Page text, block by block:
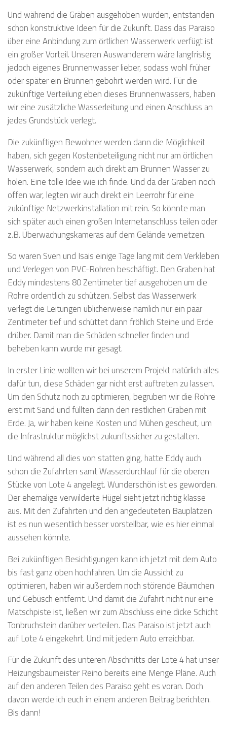
Und während die Gräben ausgehoben wurden, entstanden
schon konstruktive Ideen für die Zukunft. Dass das Paraiso
über eine Anbindung zum örtlichen Wasserwerk verfügt ist
ein großer Vorteil. Unseren Auswanderern wäre langfristig
jedoch eigenes Brunnenwasser lieber, sodass wohl früher
oder später ein Brunnen gebohrt werden wird. Für die
zukünftige Verteilung eben dieses Brunnenwassers, haben
wir eine zusätzliche Wasserleitung und einen Anschluss an
jedes Grundstück verlegt.
Die zukünftigen Bewohner werden dann die Möglichkeit
haben, sich gegen Kostenbeteiligung nicht nur am örtlichen
Wasserwerk, sondern auch direkt am Brunnen Wasser zu
holen. Eine tolle Idee wie ich finde. Und da der Graben noch
offen war, legten wir auch direkt ein Leerrohr für eine
zukünftige Netzwerkinstallation mit rein. So könnte man
sich später auch einen großen Internetanschluss teilen oder
z.B. Überwachungskameras auf dem Gelände vernetzen.
So waren Sven und Isais einige Tage lang mit dem Verkleben
und Verlegen von PVC-Rohren beschäftigt. Den Graben hat
Eddy mindestens 80 Zentimeter tief ausgehoben um die
Rohre ordentlich zu schützen. Selbst das Wasserwerk
verlegt die Leitungen üblicherweise nämlich nur ein paar
Zentimeter tief und schüttet dann fröhlich Steine und Erde
drüber. Damit man die Schäden schneller finden und
beheben kann wurde mir gesagt.
In erster Linie wollten wir bei unserem Projekt natürlich alles
dafür tun, diese Schäden gar nicht erst auftreten zu lassen.
Um den Schutz noch zu optimieren, begruben wir die Rohre
erst mit Sand und füllten dann den restlichen Graben mit
Erde. Ja, wir haben keine Kosten und Mühen gescheut, um
die Infrastruktur möglichst zukunftssicher zu gestalten.
Und während all dies von statten ging, hatte Eddy auch
schon die Zufahrten samt Wasserdurchlauf für die oberen
Stücke von Lote 4 angelegt. Wunderschön ist es geworden.
Der ehemalige verwilderte Hügel sieht jetzt richtig klasse
aus. Mit den Zufahrten und den angedeuteten Bauplätzen
ist es nun wesentlich besser vorstellbar, wie es hier einmal
aussehen könnte.
Bei zukünftigen Besichtigungen kann ich jetzt mit dem Auto
bis fast ganz oben hochfahren. Um die Aussicht zu
optimieren, haben wir außerdem noch störende Bäumchen
und Gebüsch entfernt. Und damit die Zufahrt nicht nur eine
Matschpiste ist, ließen wir zum Abschluss eine dicke Schicht
Tonbruchstein darüber verteilen. Das Paraiso ist jetzt auch
auf Lote 4 eingekehrt. Und mit jedem Auto erreichbar.
Für die Zukunft des unteren Abschnitts der Lote 4 hat unser
Heizungsbaumeister Reino bereits eine Menge Pläne. Auch
auf den anderen Teilen des Paraiso geht es voran. Doch
davon werde ich euch in einem anderen Beitrag berichten.
Bis dann!